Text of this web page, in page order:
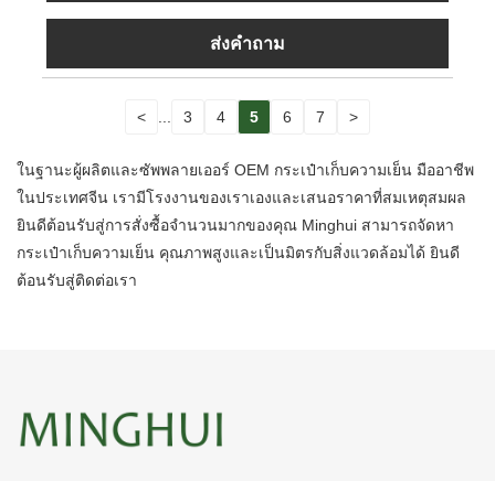
ส่งคำถาม
< 3 4 5 6 7 >
ในฐานะผู้ผลิตและซัพพลายเออร์ OEM กระเป๋าเก็บความเย็น มืออาชีพ
ในประเทศจีน เรามีโรงงานของเราเองและเสนอราคาที่สมเหตุสมผล
ยินดีต้อนรับสู่การสั่งซื้อจำนวนมากของคุณ Minghui สามารถจัดหา
กระเป๋าเก็บความเย็น คุณภาพสูงและเป็นมิตรกับสิ่งแวดล้อมได้ ยินดี
ต้อนรับสู่ติดต่อเรา